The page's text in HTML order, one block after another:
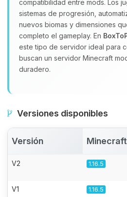
compatibilidad entre mods. Los
sistemas de progresión,
nuevos biomas y dimensiones
completo el gameplay. En
este tipo de servidor ideal para
buscan un servidor Minecraft
duradero.
Versiones disponibles
Versión Minecraft
V2 1.16.5
V1 1.16.5
07/08/2026 19:59